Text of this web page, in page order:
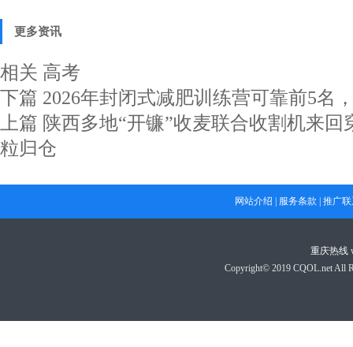
更多资讯
相关 高考
下篇 2026年封闭式减肥训练营可靠前5名
上篇 陕西多地“开镰”收麦联合收割机来回
粒归仓
网站介绍 服务条款 推广
重庆热线
Copyright© 2019 CQOL.net All